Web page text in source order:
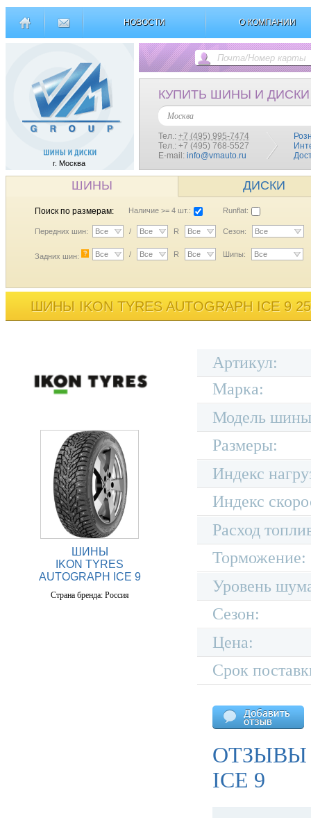
НОВОСТИ О КОМПАНИИ
г. Москва
КУПИТЬ ШИНЫ И ДИСКИ
Москва
Тел.: +7 (495) 995-7474
Тел.: +7 (495) 768-5527
E-mail: info@vmauto.ru
ШИНЫ ДИСКИ
Поиск по размерам: Наличие >= 4 шт.: Runflat:
Передних шин: Все / Все R Все Сезон: Все
Задних шин: ? Все / Все R Все Шипы: Все
ШИНЫ IKON TYRES AUTOGRAPH ICE 9
ШИНЫ
IKON TYRES
AUTOGRAPH ICE 9
Страна бренда: Россия
Артикул:
Марка:
Модель
Размеры:
Индекс
Индекс
Расход
Торможение:
Уровень
Сезон:
Цена:
Срок
ОТЗЫВЫ
ICE 9